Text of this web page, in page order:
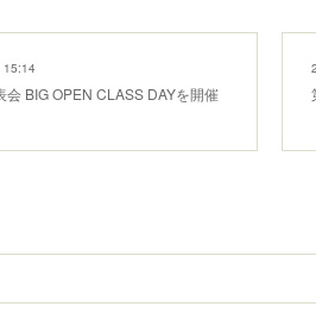
会 BIG OPEN CLASS DAYを開催